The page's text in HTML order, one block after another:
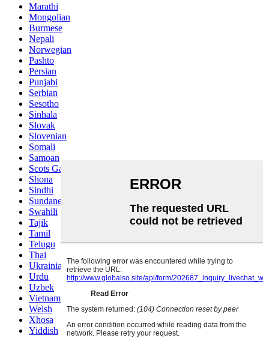
Marathi
Mongolian
Burmese
Nepali
Norwegian
Pashto
Persian
Punjabi
Serbian
Sesotho
Sinhala
Slovak
Slovenian
Somali
Samoan
Scots Gaelic
Shona
Sindhi
Sundanese
Swahili
Tajik
Tamil
Telugu
Thai
Ukrainian
Urdu
Uzbek
Vietnamese
Welsh
Xhosa
Yiddish